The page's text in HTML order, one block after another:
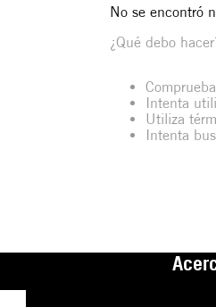
No se encontró
¿Qué debo
Intenta
Utiliza
Intenta